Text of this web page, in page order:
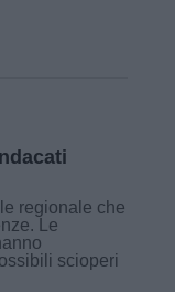
regionale che
Le
scioperi